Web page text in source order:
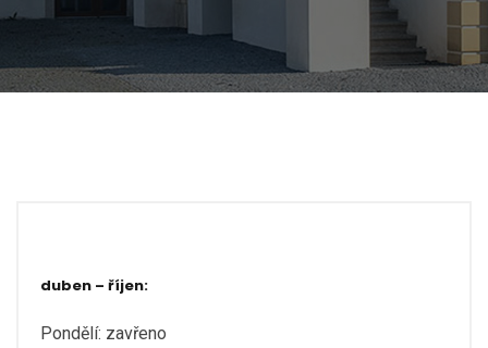
duben – říjen:
Pondělí: zavřeno